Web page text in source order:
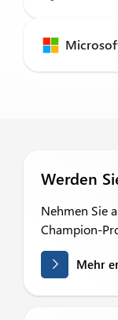
Werden
Nehmen Sie
Champion-
Mehr